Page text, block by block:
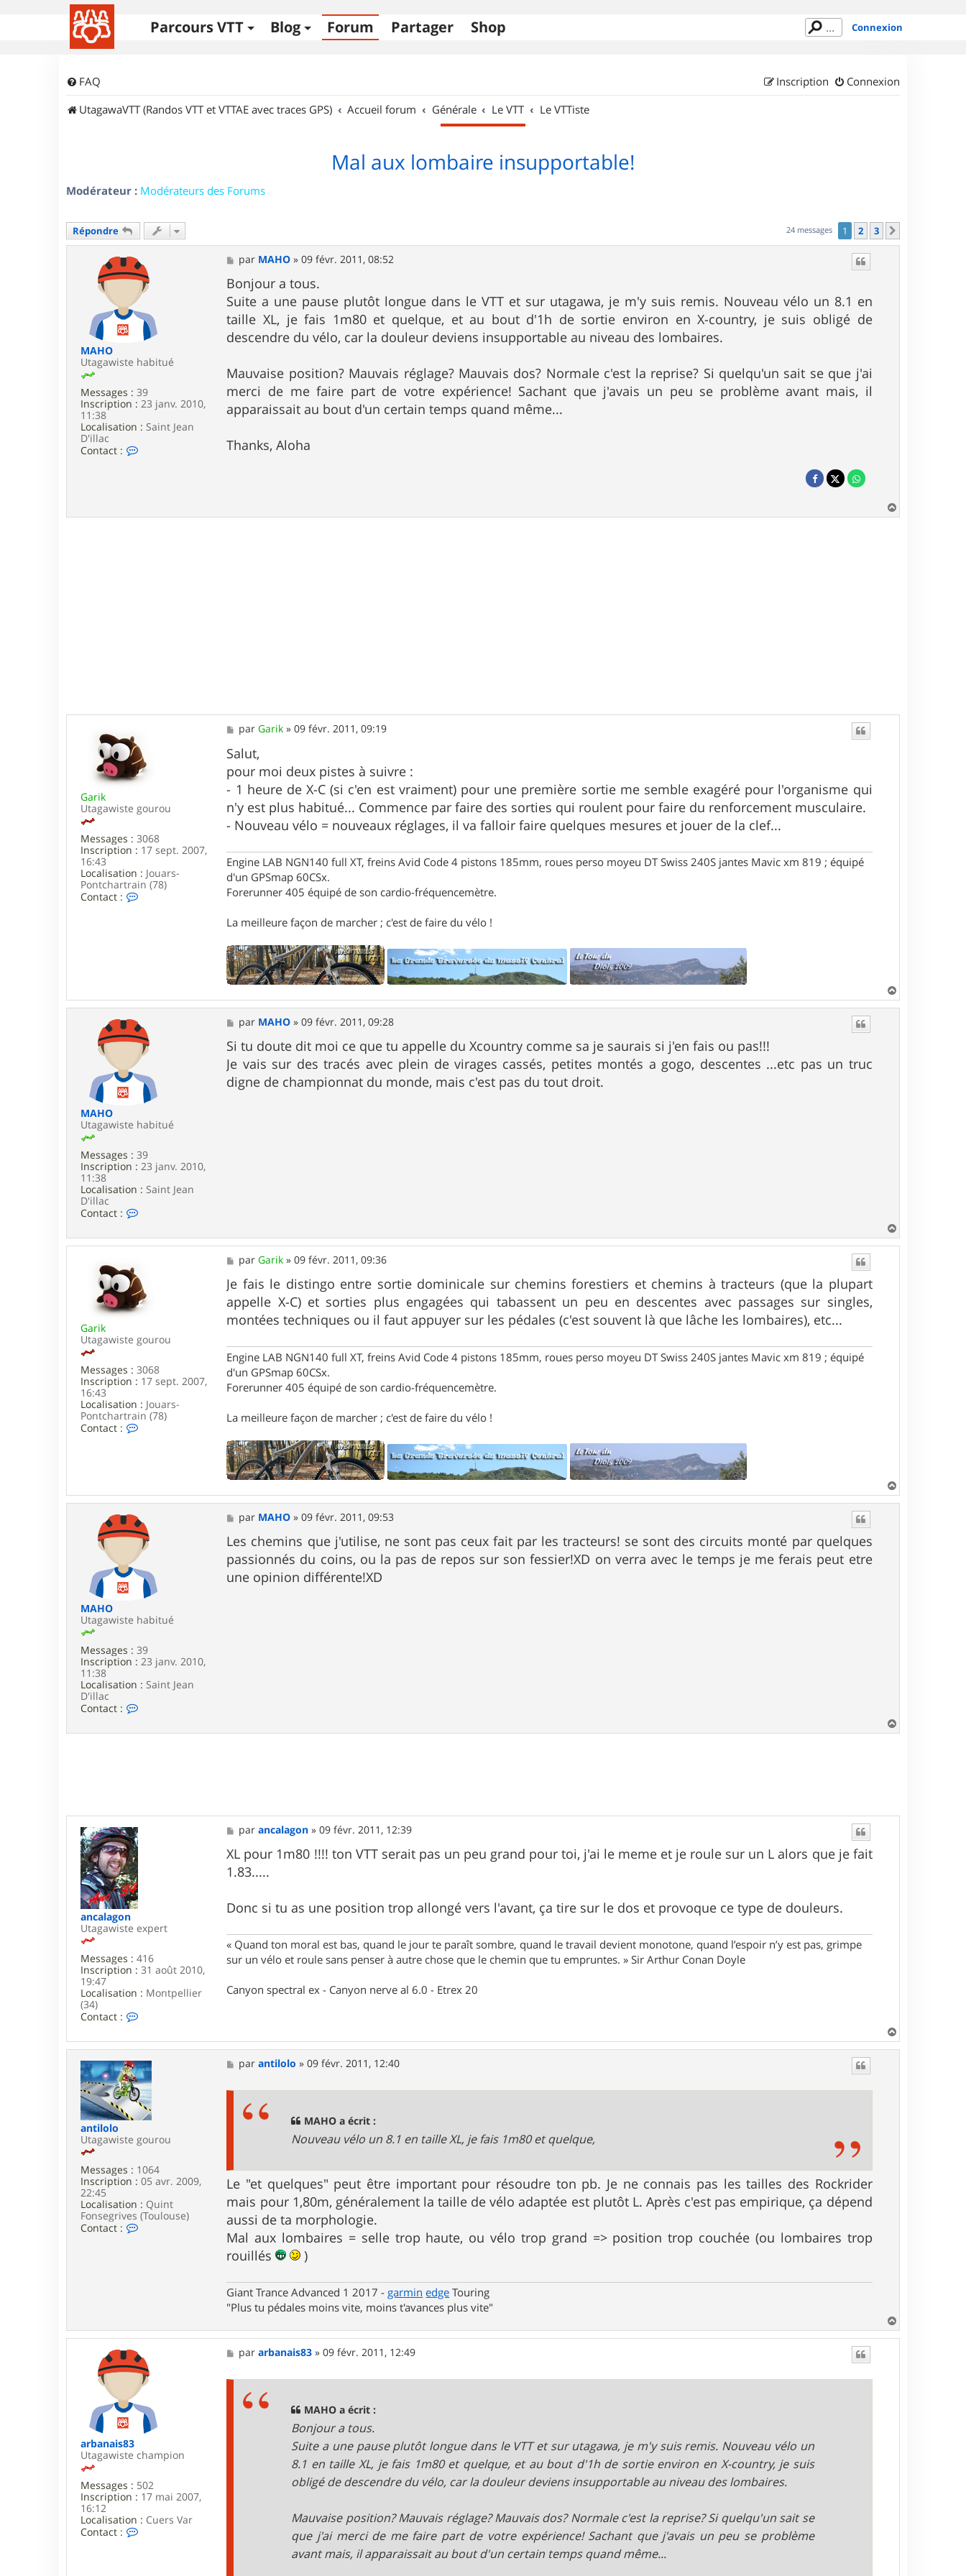
Parcours VTT Blog Forum Partager Shop Connexion
FAQ Connexion
Inscription
UtagawaVTT (Randos VTT et VTTAE avec traces GPS)
Accueil forum Générale Le VTT Le VTTiste
Mal aux lombaire insupportable!
Modérateur : Modérateurs des Forums
Répondre 24 messages 1 2 3
MAHO
Utagawiste habitué
Messages : 39
Inscription : 23 janv. 2010,
11:38
Localisation : Saint Jean
D'illac
Contact :
t
M
e
s
s
a
g
e
par MAHO »09 févr. 2011, 08:52
Bonjour a tous.
Suite a une pause plutôt longue dans le VTT et sur utagawa, je m'y suis remis. Nouveau vélo un 8.1 en
taille XL, je fais 1m80 et quelque, et au bout d'1h de sortie environ en X-country, je suis obligé de
descendre du vélo, car la douleur deviens insupportable au niveau des lombaires.
Mauvaise position? Mauvais réglage? Mauvais dos? Normale c'est la reprise? Si quelqu'un sait se que j'ai
merci de me faire part de votre expérience! Sachant que j'avais un peu se problème avant mais, il
apparaissait au bout d'un certain temps quand même...
Thanks, Aloha
a
Garik
Utagawiste gourou
Messages : 3068
Inscription : 17 sept. 2007,
16:43
Localisation : Jouars-
Pontchartrain (78)
Contact :
G
a
r
i
k
M
e
s
s
a
g
e
parGarik »09 févr. 2011, 09:19
Salut,
pour moi deux pistes à suivre :
- 1 heure de X-C (si c'en est vraiment) pour une première sortie me semble exagéré pour l'organisme qui
n'y est plus habitué... Commence par faire des sorties qui roulent pour faire du renforcement musculaire.
- Nouveau vélo = nouveaux réglages, il va falloir faire quelques mesures et jouer de la clef...
Engine LAB NGN140 full XT, freins Avid Code 4 pistons 185mm, roues perso moyeu DT Swiss 240S jantes Mavic xm 819 ; équipé
d'un GPSmap 60CSx.
Forerunner 405 équipé de son cardio-fréquencemètre.
La meilleure façon de marcher ; c'est de faire du vélo !
a
MAHO
Utagawiste habitué
Messages : 39
Inscription : 23 janv. 2010,
11:38
Localisation : Saint Jean
D'illac
Contact :
t
t
e
r
M
H
O
M
e
s
s
a
g
e
par MAHO »09 févr. 2011, 09:28
Si tu doute dit moi ce que tu appelle du Xcountry comme sa je saurais si j'en fais ou pas!!!
Je vais sur des tracés avec plein de virages cassés, petites montés a gogo, descentes ...etc pas un truc
digne de championnat du monde, mais c'est pas du tout droit.
a
Garik
Utagawiste gourou
Messages : 3068
Inscription : 17 sept. 2007,
16:43
Localisation : Jouars-
Pontchartrain (78)
Contact :
t
e
r
G
a
r
k
M
e
s
s
a
g
e
parGarik »09 févr. 2011, 09:36
Je fais le distingo entre sortie dominicale sur chemins forestiers et chemins à tracteurs (que la plupart
appelle X-C) et sorties plus engagées qui tabassent un peu en descentes avec passages sur singles,
montées techniques ou il faut appuyer sur les pédales (c'est souvent là que lâche les lombaires), etc...
Engine LAB NGN140 full XT, freins Avid Code 4 pistons 185mm, roues perso moyeu DT Swiss 240S jantes Mavic xm 819 ; équipé
d'un GPSmap 60CSx.
Forerunner 405 équipé de son cardio-fréquencemètre.
La meilleure façon de marcher ; c'est de faire du vélo !
a
MAHO
Utagawiste habitué
Messages : 39
Inscription : 23 janv. 2010,
11:38
Localisation : Saint Jean
D'illac
Contact :
M
e
s
s
a
g
e
par MAHO »09 févr. 2011, 09:53
Les chemins que j'utilise, ne sont pas ceux fait par les tracteurs! se sont des circuits monté par quelques
passionnés du coins, ou la pas de repos sur son fessier!XD on verra avec le temps je me ferais peut etre
une opinion différente!XD
a
ancalagon
Utagawiste expert
Messages : 416
Inscription : 31 août 2010,
19:47
Localisation : Montpellier
(34)
Contact :
t
a
c
t
e
r
a
c
l
a
g
n
M
e
s
s
a
parancalagon »09 févr. 2011, 12:39
XL pour 1m80 !!!! ton VTT serait pas un peu grand pour toi, j'ai le meme et je roule sur un L alors que je fait
1.83.....
Donc si tu as une position trop allongé vers l'avant, ça tire sur le dos et provoque ce type de douleurs.
« Quand ton moral est bas, quand le jour te paraît sombre, quand le travail devient monotone, quand l’espoir n’y est pas, grimpe
sur un vélo et roule sans penser à autre chose que le chemin que tu empruntes. » Sir Arthur Conan Doyle
Canyon spectral ex - Canyon nerve al 6.0 - Etrex 20
a
antilolo
Utagawiste gourou
Messages : 1064
Inscription : 05 avr. 2009,
22:45
Localisation : Quint
Fonsegrives (Toulouse)
Contact :
a
n
t
i
l
o
o
M
e
parantilolo »09 févr. 2011, 12:40
MAHO a écrit :
Nouveau vélo un 8.1 en taille XL, je fais 1m80 et quelque,
Le "et quelques" peut être important pour résoudre ton pb. Je ne connais pas les tailles des Rockrider
mais pour 1,80m, généralement la taille de vélo adaptée est plutôt L. Après c'est pas empirique, ça dépend
aussi de ta morphologie.
Mal aux lombaires = selle trop haute, ou vélo trop grand => position trop couchée (ou lombaires trop
rouillés
)
Giant Trance Advanced 1 2017 - garmin edge Touring
"Plus tu pédales moins vite, moins t'avances plus vite"
a
arbanais83
Utagawiste champion
Messages : 502
Inscription : 17 mai 2007,
16:12
Localisation : Cuers Var
Contact :
M
e
pararbanais83 »09 févr. 2011, 12:49
MAHO a écrit :
Bonjour a tous.
Suite a une pause plutôt longue dans le VTT et sur utagawa, je m'y suis remis. Nouveau vélo un
8.1 en taille XL, je fais 1m80 et quelque, et au bout d'1h de sortie environ en X-country, je suis
obligé de descendre du vélo, car la douleur deviens insupportable au niveau des lombaires.
Mauvaise position? Mauvais réglage? Mauvais dos? Normale c'est la reprise? Si quelqu'un sait se
que j'ai merci de me faire part de votre expérience! Sachant que j'avais un peu se problème
avant mais, il apparaissait au bout d'un certain temps quand même...